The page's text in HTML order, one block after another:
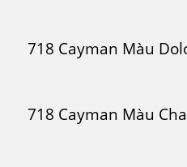
718 Cayman Màu
718 Cayman Màu